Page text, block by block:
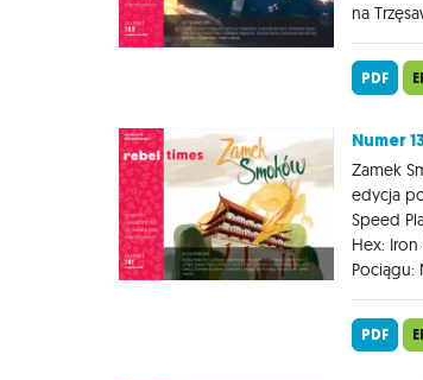
na
PDF
Numer
Zamek
edycja
Speed
Hex:
Pociągu:
PDF